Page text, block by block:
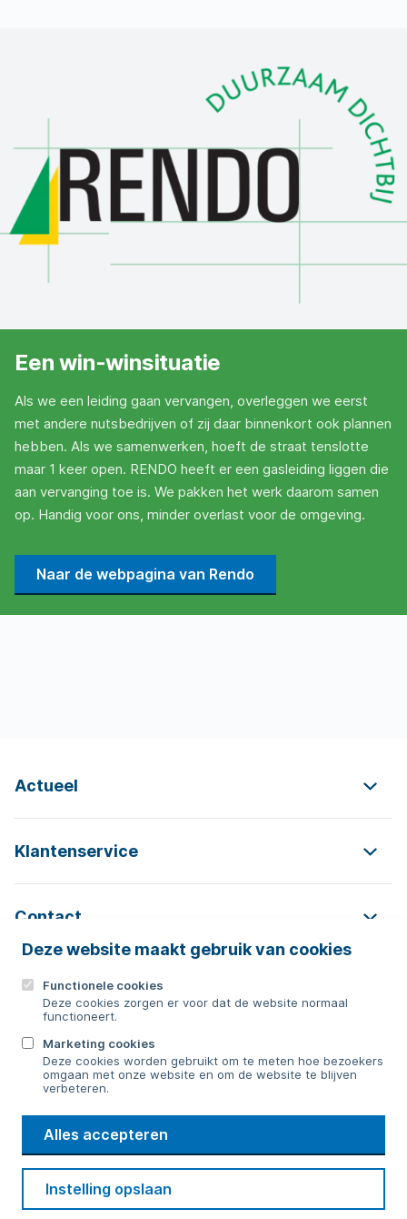
Deze website maakt gebruik van cookies
Functionele cookies
Deze cookies zorgen er voor dat de website normaal
functioneert.
Marketing cookies
Deze cookies worden gebruikt om te meten hoe bezoekers
omgaan met onze website en om de website te blijven
verbeteren.
Alles accepteren
Instelling opslaan
Een win-winsituatie
Als we een leiding gaan vervangen, overleggen we eerst
met andere nutsbedrijven of zij daar binnenkort ook plannen
hebben. Als we samenwerken, hoeft de straat tenslotte
maar 1 keer open. RENDO heeft er een gasleiding liggen die
aan vervanging toe is. We pakken het werk daarom samen
op. Handig voor ons, minder overlast voor de omgeving.
Naar de webpagina van Rendo
Actueel
Klantenservice
Contact
Contact
Bericht sturen
WMD
Drinkwater
Cookie voorkeuren Voorwaarden
Privacy Disclaimer